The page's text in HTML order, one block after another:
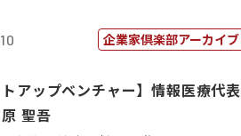
企業家倶楽部アーカイブ
トアップベンチャー】情報医療代表
聖吾